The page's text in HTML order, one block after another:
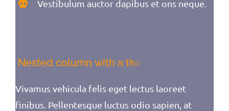
Vestibulum auctor dapibus et ons neque.
Vivamus vehicula felis eget lectus laoreet
finibus. Pellentesque luctus odio sapien, at